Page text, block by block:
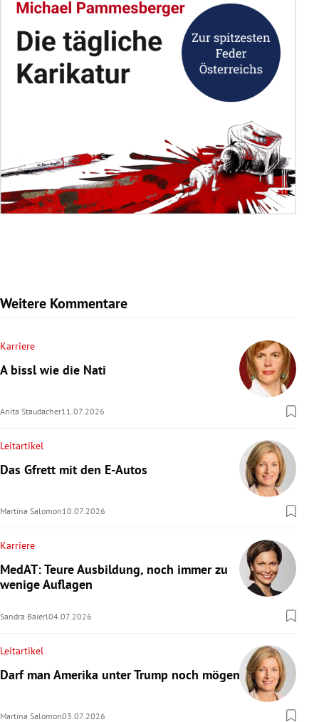
Weitere Kommentare
Karriere
A bissl wie die Nati
Anita Staudacher11.07.2026
Leitartikel
Das Gfrett mit den E-Autos
Martina Salomon10.07.2026
Karriere
MedAT: Teure Ausbildung, noch immer zu
wenige Auflagen
Sandra Baierl04.07.2026
Leitartikel
Darf man Amerika unter Trump noch mögen?
Martina Salomon03.07.2026